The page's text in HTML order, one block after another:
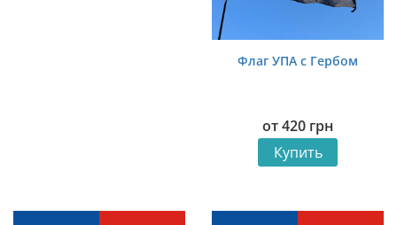
Флаг УПА с Гербом
от420 грн
Купить